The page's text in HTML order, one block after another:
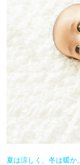
夏は涼しく、冬は暖